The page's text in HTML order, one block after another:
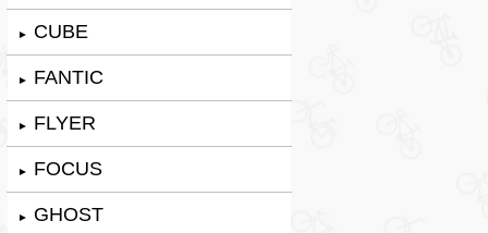
► CUBE
► FANTIC
► FLYER
► FOCUS
► GHOST